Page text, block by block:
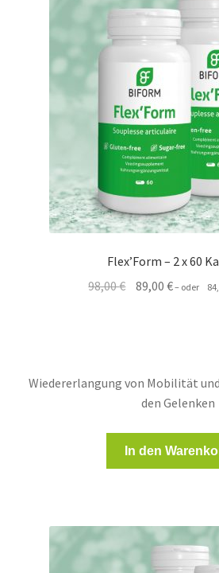
Flex’Form – 2 x 60
98,00€ Ursprünglicher
89,00€– oder
Wiedererlangung von Mobilität
den Gelenken
In den